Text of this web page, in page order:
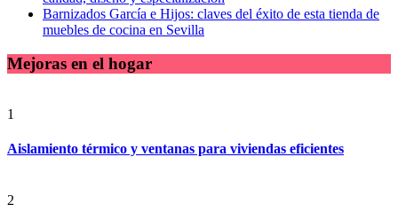
Barnizados García e Hijos: claves del éxito de esta tienda de
muebles de cocina en Sevilla
Mejoras en el hogar
1
Aislamiento térmico y ventanas para viviendas eficientes
2